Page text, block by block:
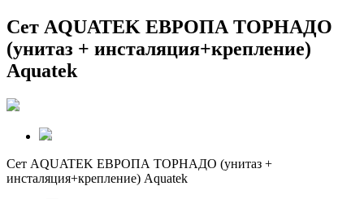
Сет AQUATEK ЕВРОПА ТОРНАДО
(унитаз + инсталяция+крепление)
Aquatek
Сет AQUATEK ЕВРОПА ТОРНАДО (унитаз +
инсталяция+крепление) Aquatek